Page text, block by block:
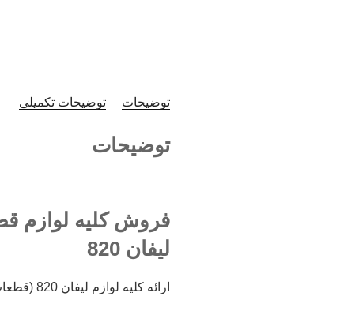
توضیحات توضیحات تکمیلی
توضیحات
لیفان 820
ارائه کلیه لوازم لیفان 820 (قطعات بدنه) از بازار ملت تهران